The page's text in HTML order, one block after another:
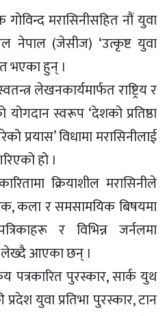
मरासिनीसहित नौं युवा
नेपाल (जेसीज) ‘उत्कृष्ट युवा
भएका हुन् ।
लेखनकार्यमार्फत राष्ट्रिय र
योगदान स्वरूप ‘देशको प्रतिष्ठा
प्रयास’ विधामा मरासिनीलाई
हो ।
क्रियाशील मरासिनीले
कला र समसामयिक बिषयमा
र विभिन्न जर्नलमा
आएका छन् ।
पुरस्कार, सार्क युथ
युवा प्रतिभा पुरस्कार, टान